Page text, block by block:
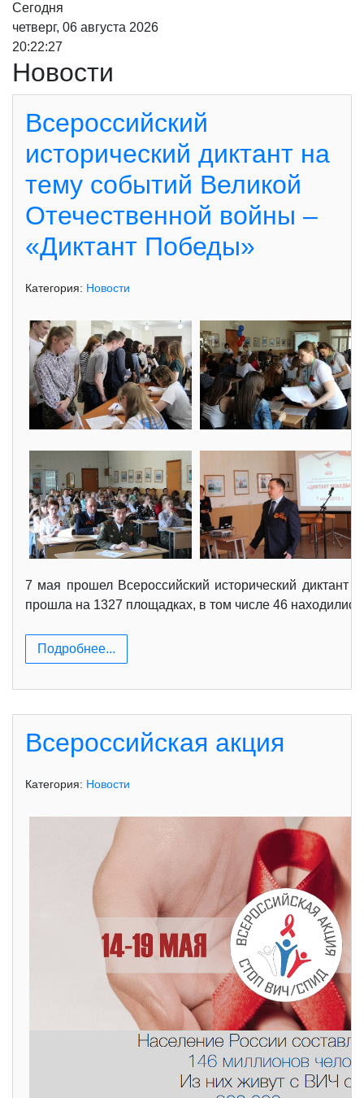
Сегодня
четверг, 06 августа 2026
20:22:28
Новости
Всероссийский
исторический диктант на
тему событий Великой
Отечественной войны –
«Диктант Победы»
Категория: Новости
7 мая прошел Всероссийский исторический
прошла на 1327 площадках, в том числе 46
Подробнее...
Всероссийская акция
Категория: Новости